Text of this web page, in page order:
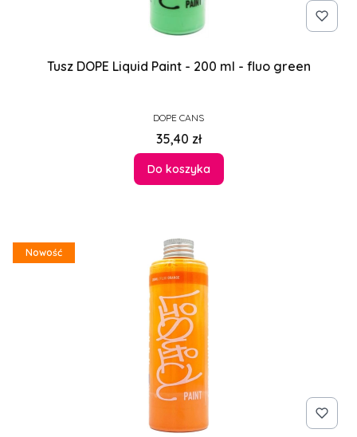
Tusz DOPE Liquid Paint - 200 ml - fluo green
PRODUCENT
DOPE CANS
Cena
35,40 zł
Do koszyka
Nowość